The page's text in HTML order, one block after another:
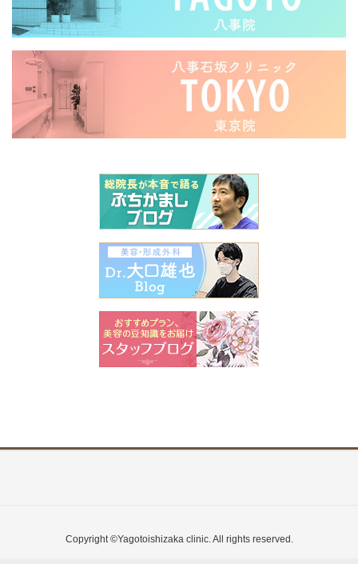
Copyright ©Yagotoishizaka clinic. All rights reserved.